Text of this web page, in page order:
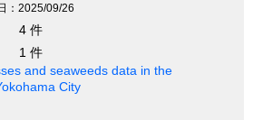
：2025/09/26
4 件
1 件
and seaweeds data in the
City